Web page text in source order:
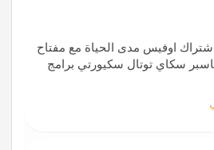
اوفيس مدى الحياة مع مفتاح
سكاي توتال سكيورتي برامج